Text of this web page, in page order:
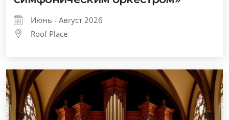
Июнь - Август 2026
Roof Place